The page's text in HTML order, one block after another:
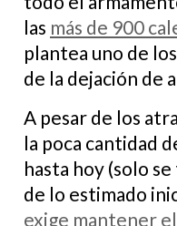
las más de 900
plantea uno de
de la dejación de
A pesar de los
la poca cantidad
hasta hoy (solo
de lo estimado
exige mantener